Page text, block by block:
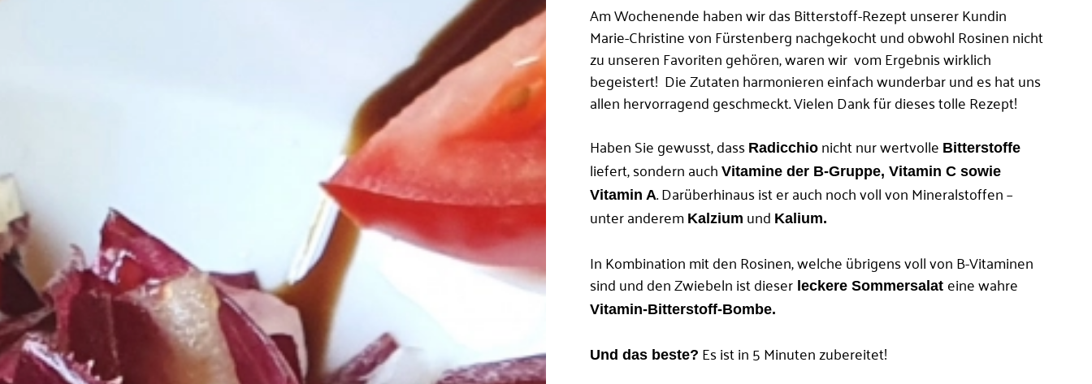
Am Wochenende haben wir das Bitterstoff-Rezept unserer Kundin
Marie-Christine von Fürstenberg nachgekocht und obwohl Rosinen nicht
zu unseren Favoriten gehören, waren wir vom Ergebnis wirklich
begeistert! Die Zutaten harmonieren einfach wunderbar und es hat uns
allen hervorragend geschmeckt. Vielen Dank für dieses tolle Rezept!
Haben Sie gewusst, dass Radicchio nicht nur wertvolle Bitterstoffe
liefert, sondern auch Vitamine der B-Gruppe, Vitamin C sowie
Vitamin A. Darüberhinaus ist er auch noch voll von Mineralstoffen –
unter anderem Kalzium und Kalium.
In Kombination mit den Rosinen, welche übrigens voll von B-Vitaminen
sind und den Zwiebeln ist dieser leckere Sommersalat eine wahre
Vitamin-Bitterstoff-Bombe.
Und das beste? Es ist in 5 Minuten zubereitet!